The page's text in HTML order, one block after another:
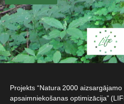
Projekts “Natura 2000
apsaimniekošanas optimizācija”